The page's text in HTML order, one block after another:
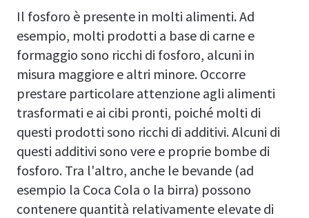
Il fosforo è presente in molti alimenti. Ad
esempio, molti prodotti a base di carne e
formaggio sono ricchi di fosforo, alcuni in
misura maggiore e altri minore. Occorre
prestare particolare attenzione agli alimenti
trasformati e ai cibi pronti, poiché molti di
questi prodotti sono ricchi di additivi. Alcuni di
questi additivi sono vere e proprie bombe di
fosforo. Tra l'altro, anche le bevande (ad
esempio la Coca Cola o la birra) possono
contenere quantità relativamente elevate di